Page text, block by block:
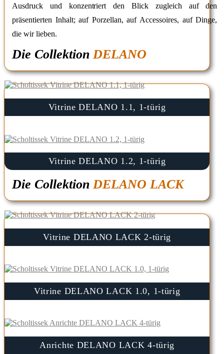
Ausdruck und konzentriert den Blick zugleich auf den
präsentierten Inhalt; auf Porzellan, auf Accessoires, auf Dinge,
die wir lieben.
Die CollektionDELANO
Vitrine DELANO 1.1, 1-türig
Vitrine DELANO 1.2, 1-türig
Die Collektion DELANO LACK
Vitrine DELANO LACK 2-türig
Vitrine DELANO LACK 1.0, 1-türig
Anrichte DELANO LACK 4-türig